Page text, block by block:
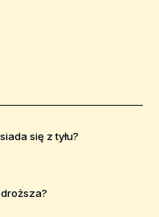
się z tyłu?